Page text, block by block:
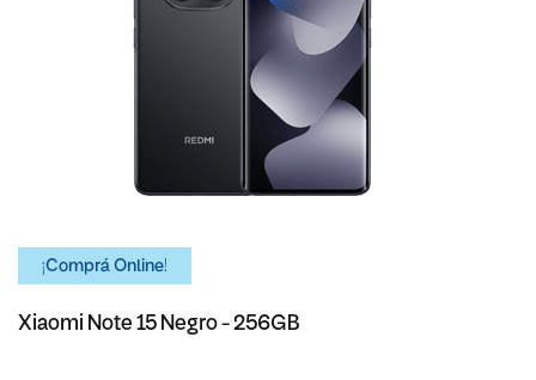
¡Comprá Online!
Xiaomi Note 15 Negro - 256GB